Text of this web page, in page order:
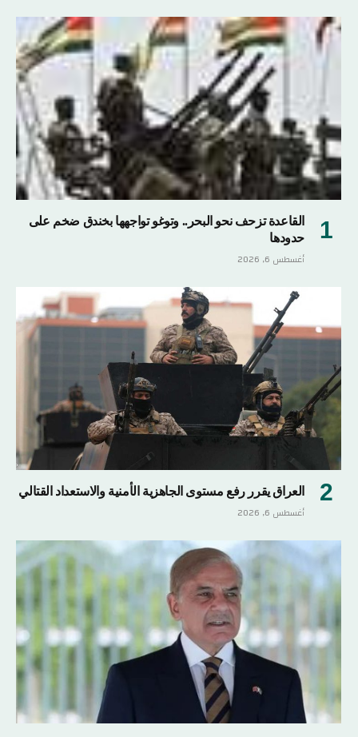
القاعدة تزحف نحو البحر.. وتوغو تواجهها بخندق ضخم على
حدودها
أغسطس 6, 2026
العراق يقرر رفع مستوى الجاهزية الأمنية والاستعداد القتالي
أغسطس 6, 2026